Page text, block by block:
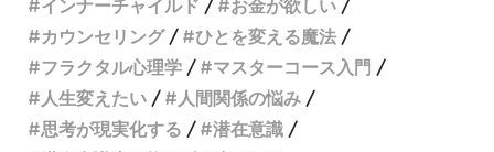
インナーチャイルド
お金が欲しい
カウンセリング
ひとを変える魔法
フラクタル心理学
マスターコース入門
人生変えたい
人間関係の悩み
思考が現実化する
潜在意識